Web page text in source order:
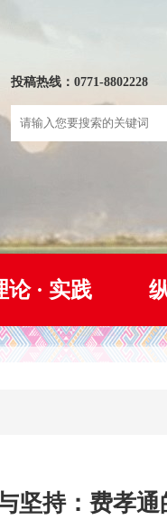
投稿热线：0771-8802228
论 · 实践
坚持：费孝